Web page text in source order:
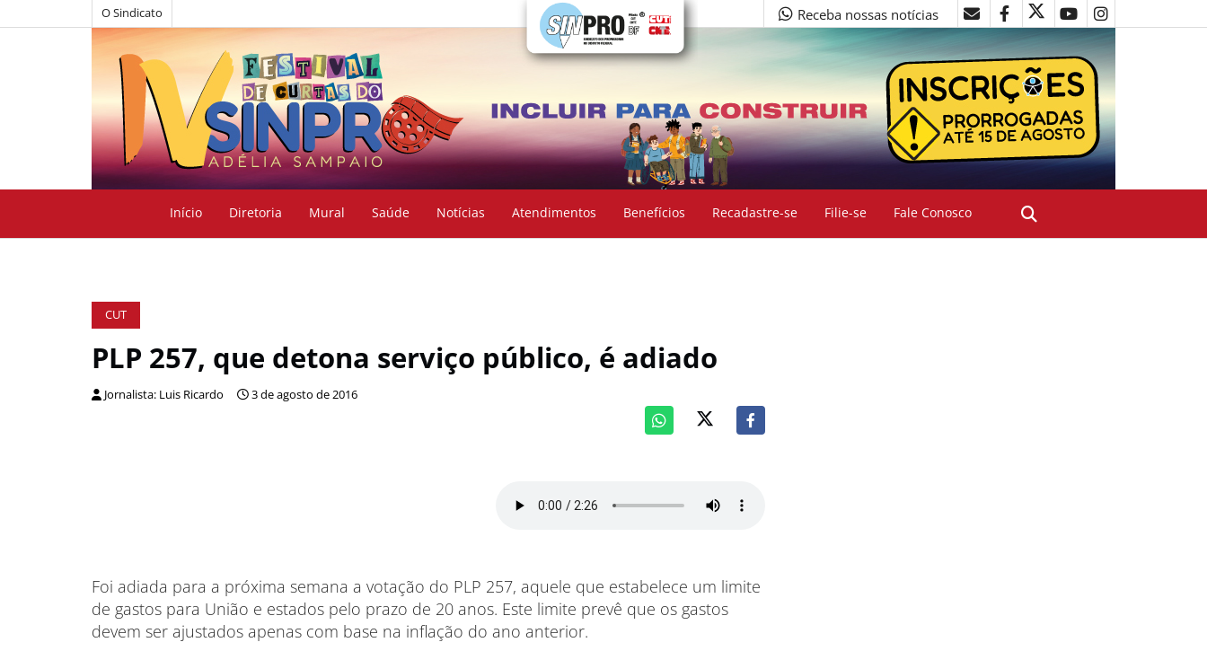
O Sindicato Receba nossas notícias
Início Diretoria Mural Saúde Notícias Atendimentos Benefícios Recadastre-se Filie-se Fale Conosco
CUT
PLP 257, que detona serviço público, é adiado
Jornalista: Luis Ricardo 3 de agosto de 2016
Foi adiada para a próxima semana a votação do PLP 257, aquele que estabelece um limite
de gastos para União e estados pelo prazo de 20 anos. Este limite prevê que os gastos
devem ser ajustados apenas com base na inflação do ano anterior.